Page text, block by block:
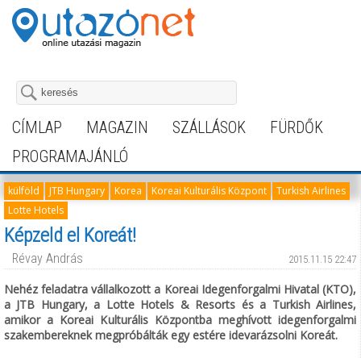
CÍMLAP MAGAZIN SZÁLLÁSOK
FÜRDŐK
PROGRAMAJÁNLÓ
külföld JTB Hungary Korea Koreai Kulturális Központ
Turkish Airlines
Lotte Hotels
Képzeld el Koreát!
Révay András 2015.11.15 22:47
Nehéz feladatra vállalkozott a Koreai Idegenforgalmi Hivatal (KTO),
a JTB Hungary, a Lotte Hotels & Resorts és a Turkish Airlines,
amikor a Koreai Kulturális Központba meghívott idegenforgalmi
szakembereknek megpróbálták egy estére idevarázsolni Koreát.